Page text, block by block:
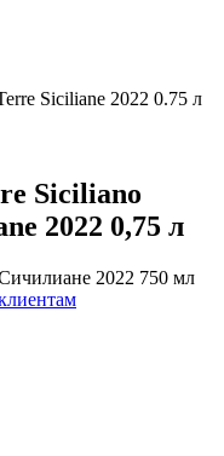
Siciliane 2022 0.75 л
Siciliano
2022 0,75 л
2022 750 мл